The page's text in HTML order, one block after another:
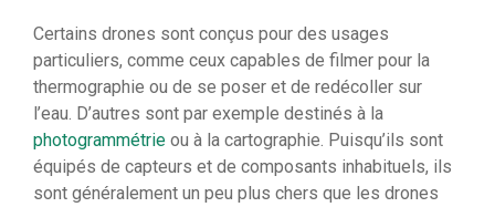
Certains drones sont conçus pour des usages
particuliers, comme ceux capables de filmer pour la
thermographie ou de se poser et de redécoller sur
l’eau. D’autres sont par exemple destinés à la
photogrammétrie ou à la cartographie. Puisqu’ils sont
équipés de capteurs et de composants inhabituels, ils
sont généralement un peu plus chers que les drones